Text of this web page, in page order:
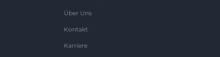
Über Uns
Kontakt
Karriere